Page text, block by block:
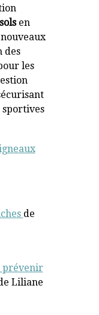
en
des
les
de
prévenir
Liliane